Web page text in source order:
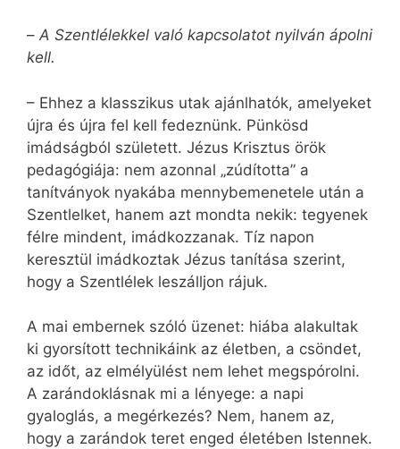
– A Szentlélekkel való kapcsolatot nyilván ápolni
kell.
– Ehhez a klasszikus utak ajánlhatók, amelyeket
újra és újra fel kell fedeznünk. Pünkösd
imádságból született. Jézus Krisztus örök
pedagógiája: nem azonnal „zúdította” a
tanítványok nyakába mennybemenetele után a
Szentlelket, hanem azt mondta nekik: tegyenek
félre mindent, imádkozzanak. Tíz napon
keresztül imádkoztak Jézus tanítása szerint,
hogy a Szentlélek leszálljon rájuk.
A mai embernek szóló üzenet: hiába alakultak
ki gyorsított technikáink az életben, a csöndet,
az időt, az elmélyülést nem lehet megspórolni.
A zarándoklásnak mi a lényege: a napi
gyaloglás, a megérkezés? Nem, hanem az,
hogy a zarándok teret enged életében Istennek.